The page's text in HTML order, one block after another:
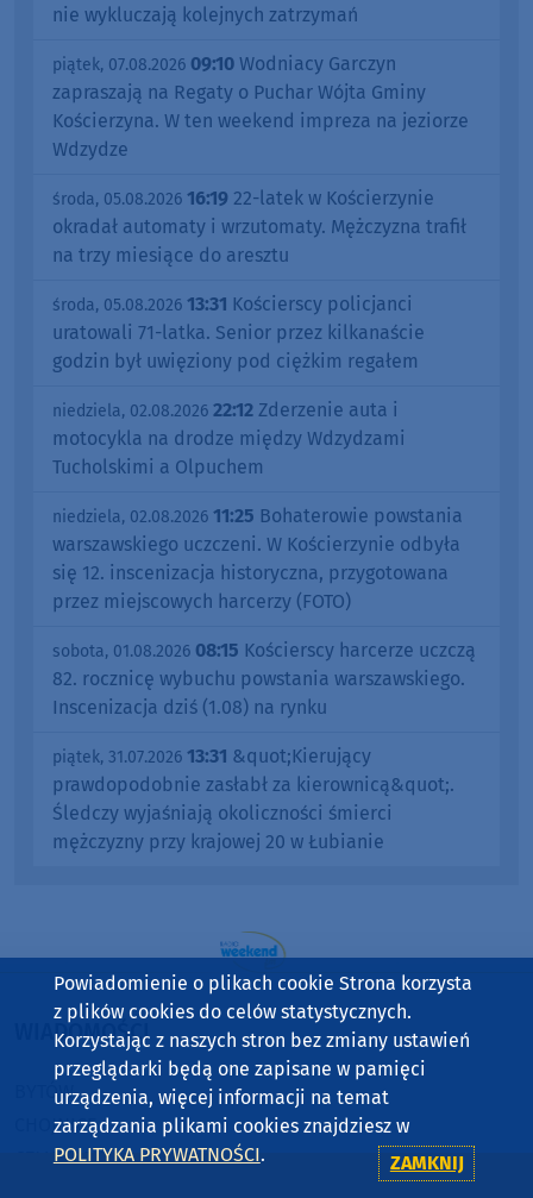
nie wykluczają kolejnych zatrzymań
piątek, 07.08.2026 09:10 Wodniacy Garczyn
zapraszają na Regaty o Puchar Wójta Gminy
Kościerzyna. W ten weekend impreza na jeziorze
Wdzydze
środa, 05.08.2026 16:19 22-latek w Kościerzynie
okradał automaty i wrzutomaty. Mężczyzna trafił
na trzy miesiące do aresztu
środa, 05.08.2026 13:31 Kościerscy policjanci
uratowali 71-latka. Senior przez kilkanaście
godzin był uwięziony pod ciężkim regałem
niedziela, 02.08.2026 22:12 Zderzenie auta i
motocykla na drodze między Wdzydzami
Tucholskimi a Olpuchem
niedziela, 02.08.2026 11:25 Bohaterowie powstania
warszawskiego uczczeni. W Kościerzynie odbyła
się 12. inscenizacja historyczna, przygotowana
przez miejscowych harcerzy (FOTO)
sobota, 01.08.2026 08:15 Kościerscy harcerze uczczą
82. rocznicę wybuchu powstania warszawskiego.
Inscenizacja dziś (1.08) na rynku
piątek, 31.07.2026 13:31 &quot;Kierujący
prawdopodobnie zasłabł za kierownicą&quot;.
Śledczy wyjaśniają okoliczności śmierci
mężczyzny przy krajowej 20 w Łubianie
WIADOMOŚCI
BYTÓW
CHOJNICE
CZŁUCHÓW
Powiadomienie o plikach cookie Strona korzysta
z plików cookies do celów statystycznych.
Korzystając z naszych stron bez zmiany ustawień
przeglądarki będą one zapisane w pamięci
urządzenia, więcej informacji na temat
zarządzania plikami cookies znajdziesz w
POLITYKA PRYWATNOŚCI. ZAMKNIJ